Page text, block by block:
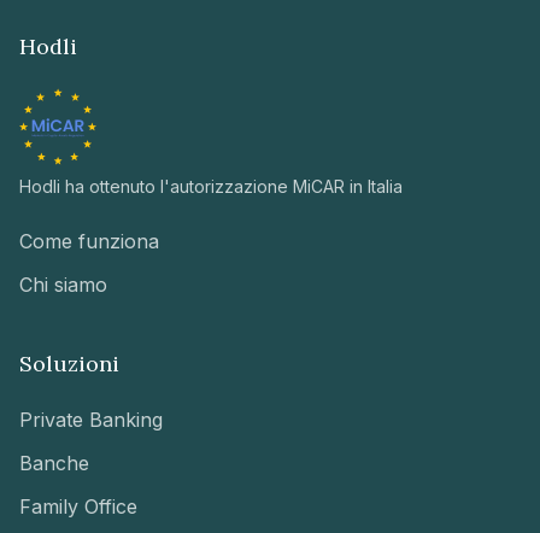
Hodli
Hodli ha ottenuto l'autorizzazione MiCAR in Italia
Come funziona
Chi siamo
Soluzioni
Private Banking
Banche
Family Office